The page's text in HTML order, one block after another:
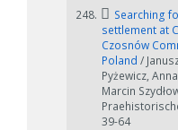
248.
Searching
settlement at
Czosnów
Poland /
Pyżewicz,
Marcin
39-64